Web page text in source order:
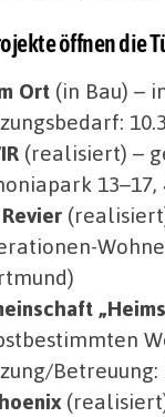
öffnen die
Ort (in Bau) –
(realisiert) –
Betreuung: